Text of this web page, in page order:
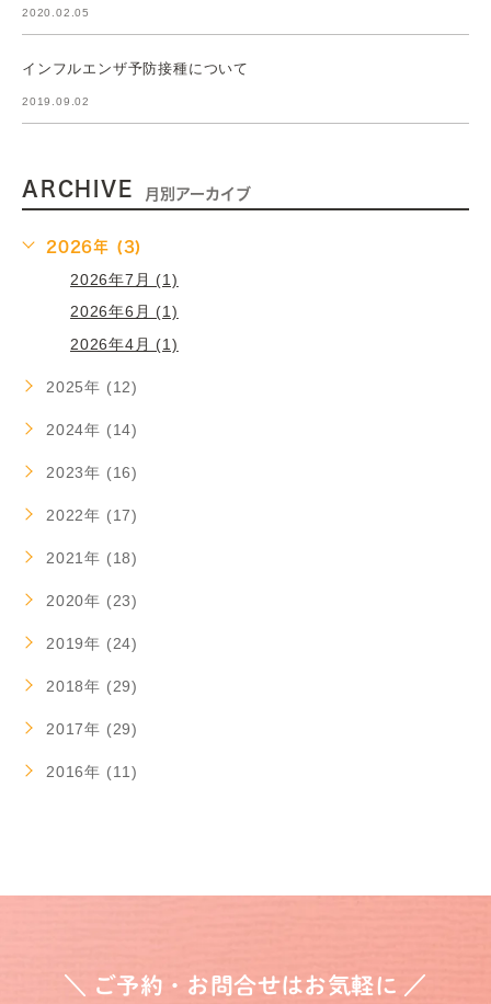
2020.02.05
インフルエンザ予防接種について
2019.09.02
ARCHIVE 月別アーカイブ
2026年 (3)
2026年7月 (1)
2026年6月 (1)
2026年4月 (1)
2025年 (12)
2024年 (14)
2023年 (16)
2022年 (17)
2021年 (18)
2020年 (23)
2019年 (24)
2018年 (29)
2017年 (29)
2016年 (11)
＼ ご予約・お問合せはお気軽に ／